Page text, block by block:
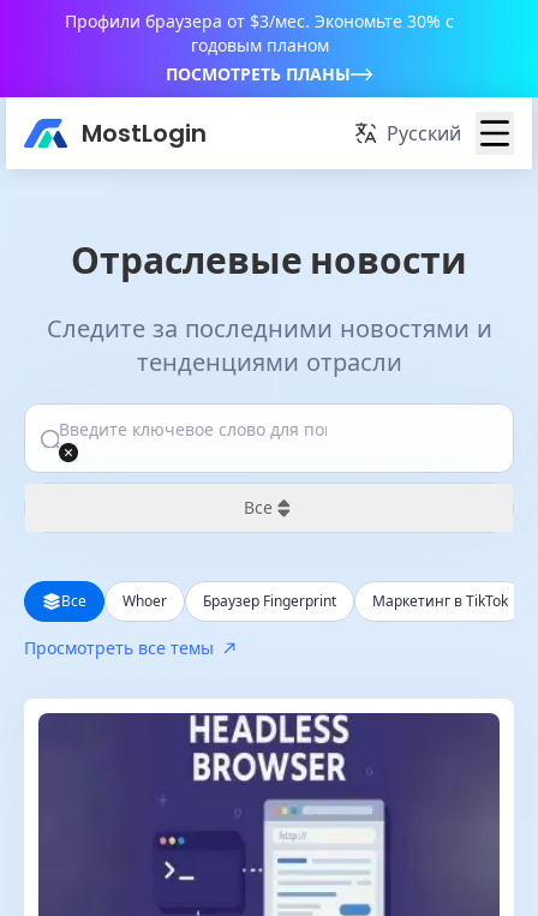
Профили браузера от $3/мес. Экономьте 30% с
годовым планом
ПОСМОТРЕТЬ ПЛАНЫ
MostLogin Русский
Отраслевые новости
Следите за последними новостями и
тенденциями отрасли
Все
За последние 24 часа
За последнюю неделю
За последний месяц
За последний год
Все Whoer Браузер Fingerprint Маркетинг в TikTok
Просмотреть все темы